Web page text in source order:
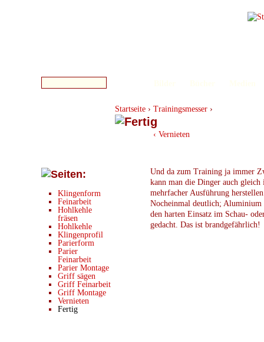
Startseite › Trainingsmesser ›
‹ Vernieten
Und da zum Training ja immer
kann man die Dinger auch gleich
mehrfacher Ausführung
Nocheinmal deutlich;
den harten Einsatz im Schau-
gedacht. Das ist brandgefährlich!
Klingenform
Feinarbeit
Hohlkehle
fräsen
Hohlkehle
Klingenprofil
Parierform
Parier
Feinarbeit
Parier Montage
Griff sägen
Griff Feinarbeit
Griff Montage
Vernieten
Fertig